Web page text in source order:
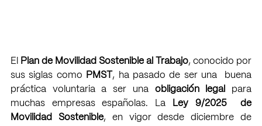
El Plan de Movilidad Sostenible al Trabajo, conocido por
sus siglas como
PMST , ha pasado de ser una  buena
práctica voluntaria a ser una obligación legal para
muchas empresas españolas. La
Ley 9/2025  de
Movilidad Sostenible, en vigor desde diciembre de